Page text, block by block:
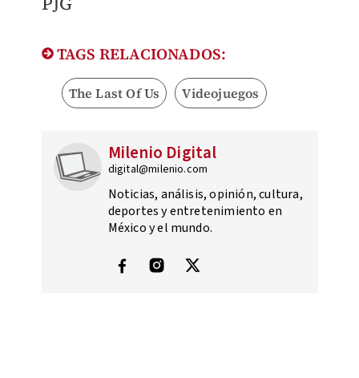
TAGS RELACIONADOS:
The Last Of Us Videojuegos
Milenio Digital
digital@milenio.com
Noticias, análisis, opinión, cultura,
deportes y entretenimiento en
México y el mundo.